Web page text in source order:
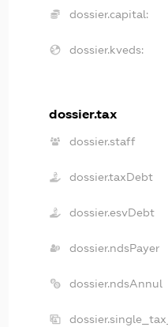
dossier.capital:
dossier.kveds:
dossier.tax
dossier.staff
dossier.taxDebt
dossier.esvDebt
dossier.ndsPayer
dossier.ndsAnnul